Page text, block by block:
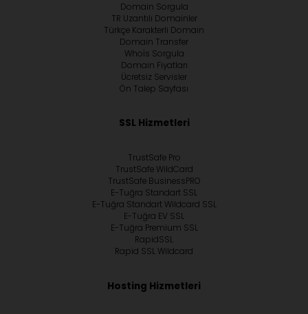
Domain Sorgula
TR Uzantılı Domainler
Türkçe Karakterli Domain
Domain Transfer
Whoİs Sorgula
Domain Fiyatları
Ücretsiz Servisler
Ön Talep Sayfası
SSL Hizmetleri
TrustSafe Pro
TrustSafe WildCard
TrustSafe BusinessPRO
E-Tuğra Standart SSL
E-Tuğra Standart Wildcard SSL
E-Tuğra EV SSL
E-Tuğra Premium SSL
RapidSSL
Rapid SSL Wildcard
Hosting Hizmetleri